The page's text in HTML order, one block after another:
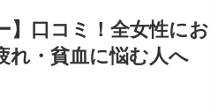
】口コミ！全女性にお
れ・貧血に悩む人へ